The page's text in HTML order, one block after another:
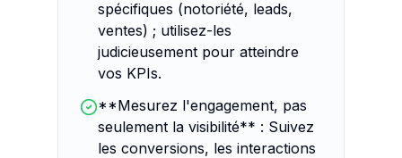
spécifiques (notoriété, leads,
ventes) ; utilisez-les
judicieusement pour atteindre
vos KPIs.
**Mesurez l'engagement, pas
seulement la visibilité** : Suivez
les conversions, les interactions